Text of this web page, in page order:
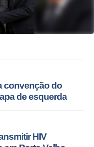
convenção do
de esquerda
HIV